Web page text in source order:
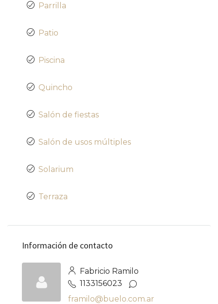
Parrilla
Patio
Piscina
Quincho
Salón de fiestas
Salón de usos múltiples
Solarium
Terraza
Información de contacto
Fabricio Ramilo
1133156023
framilo@buelo.com.ar